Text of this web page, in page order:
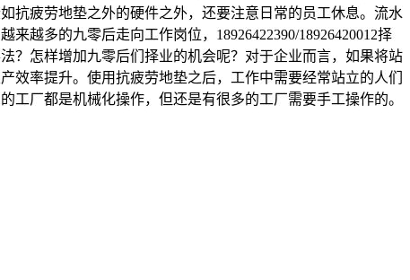
抗疲劳地垫之外的硬件之外，还要注意日常的员工休息。流水
越多的九零后走向工作岗位，18926422390/18926420012择
？怎样增加九零后们择业的机会呢？对于企业而言，如果将站
率提升。使用抗疲劳地垫之后，工作中需要经常站立的人们
厂都是机械化操作，但还是有很多的工厂需要手工操作的。